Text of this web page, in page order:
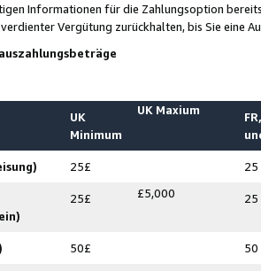
Informationen für die Zahlungsoption
Vergütung zurückhalten, bis Sie
UK
Minimum
UK Maxium
25£ 25
25£ £5,000 25
50£ 50